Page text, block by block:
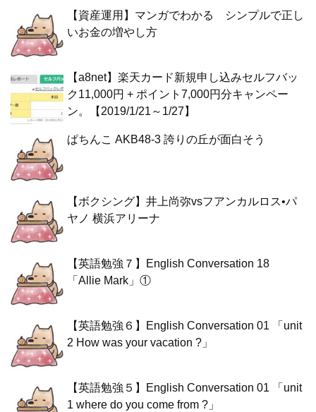
【資産運用】マンガでわかる シンプルで正し
いお金の増やし方
【a8net】楽天カード新規申し込みセルフバッ
ク11,000円 + ポイント7,000円分キャンペー
ン。【2019/1/21～1/27】
ぱちんこ AKB48-3 誇りの丘が面白そう
【ボクシング】井上尚弥vsフアンカルロス•パ
ヤノ 横浜アリーナ
【英語勉強７】English Conversation 18
「Allie Mark」①
【英語勉強６】English Conversation 01 「unit
2 How was your vacation ?」
【英語勉強５】English Conversation 01 「unit
1 where do you come from ?」